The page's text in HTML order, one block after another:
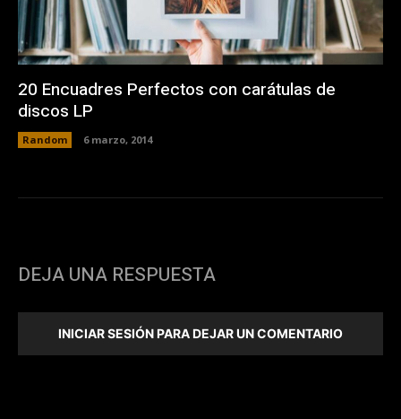
20 Encuadres Perfectos con carátulas de
discos LP
Random 6 marzo, 2014
DEJA UNA RESPUESTA
INICIAR SESIÓN PARA DEJAR UN COMENTARIO